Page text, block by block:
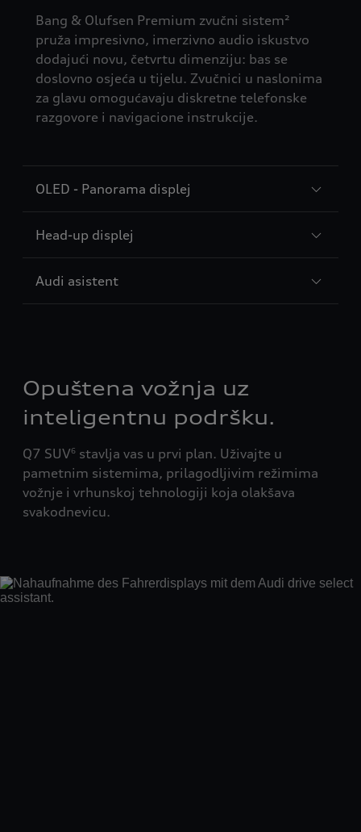
Bang & Olufsen Premium zvučni sistem²
pruža impresivno, imerzivno audio iskustvo
dodajući novu, četvrtu dimenziju: bas se
doslovno osjeća u tijelu. Zvučnici u naslonima
za glavu omogućavaju diskretne telefonske
razgovore i navigacione instrukcije.
OLED - Panorama displej
Head-up displej
Audi asistent
Opuštena vožnja uz
inteligentnu podršku.
Q7 SUV6 stavlja vas u prvi plan. Uživajte u
pametnim sistemima, prilagodljivim režimima
vožnje i vrhunskoj tehnologiji koja olakšava
svakodnevicu.